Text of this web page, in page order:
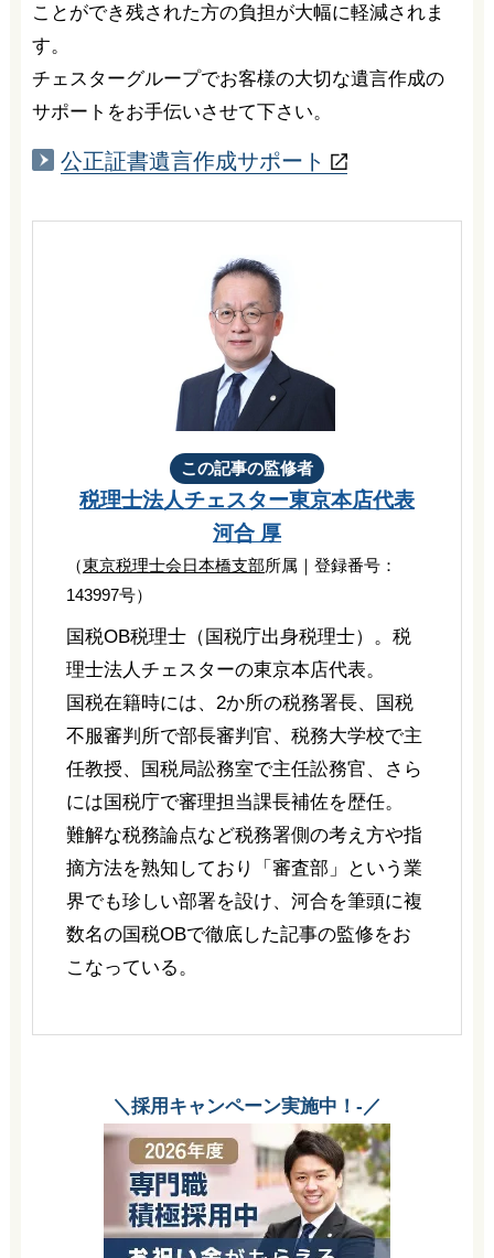
ことができ残された方の負担が大幅に軽減されま
す。
チェスターグループでお客様の大切な遺言作成の
サポートをお手伝いさせて下さい。
公正証書遺言作成サポート
この記事の監修者
税理士法人チェスター東京本店代表
河合 厚
（東京税理士会日本橋支部所属｜登録番号：
143997号）
国税OB税理士（国税庁出身税理士）。税
理士法人チェスターの東京本店代表。
国税在籍時には、2か所の税務署長、国税
不服審判所で部長審判官、税務大学校で主
任教授、国税局訟務室で主任訟務官、さら
には国税庁で審理担当課長補佐を歴任。
難解な税務論点など税務署側の考え方や指
摘方法を熟知しており「審査部」という業
界でも珍しい部署を設け、河合を筆頭に複
数名の国税OBで徹底した記事の監修をお
こなっている。
＼採用キャンペーン実施中！-／